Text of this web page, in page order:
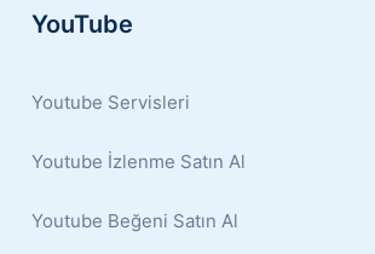
YouTube
Youtube Servisleri
Youtube İzlenme Satın Al
Youtube Beğeni Satın Al